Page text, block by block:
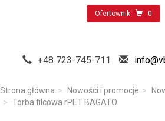
Ofertownik 0
+48 723-745-711
Strona główna Nowości i promocje
Torba filcowa rPET BAGATO